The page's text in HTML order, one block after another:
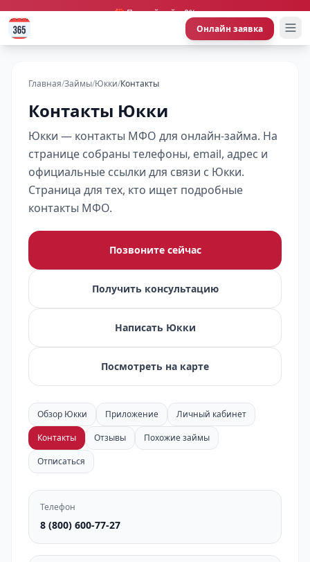
🎁 Первый займ 0%
Онлайн заявка
Главная/Займы/Юкки/Контакты
Контакты Юкки
Юкки — контакты МФО для онлайн-займа. На
странице собраны телефоны, email, адрес и
официальные ссылки для связи с Юкки.
Страница для тех, кто ищет подробные
контакты МФО.
Позвоните сейчас
Получить консультацию
Написать Юкки
Посмотреть на карте
Обзор Юкки Приложение
Личный кабинет
Контакты
Отзывы
Похожие займы
Отписаться
Телефон
8 (800) 600-77-27